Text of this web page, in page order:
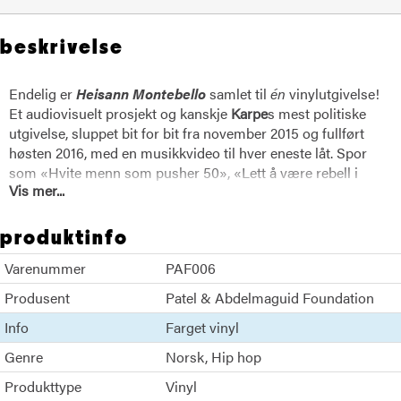
beskrivelse
Endelig erHeisann Montebellosamlet til én vinylutgivelse!
Et audiovisuelt prosjekt og kanskje Karpes mest politiske
utgivelse, sluppet bit for bit fra november 2015 og fullført
høsten 2016, med en musikkvideo til hver eneste låt. Spor
som «Hvite menn som pusher 50», «Lett å være rebell i
kjellerleiligheten din» og «Den islamske elefanten» tok opp
som ga gjenklang langt utover hip hop-miljøet. Albumet vant
Spellemannsprisen og knesatteKarpe(nå uten Diem i
navnet) som en av Norges mest betydningsfulle stemmer.
Vis mer...
produktinfo
Varenummer
PAF006
Produsent
Patel & Abdelmaguid Foundation
Info
Farget vinyl
Genre
Norsk Hip hop
Produkttype
Vinyl